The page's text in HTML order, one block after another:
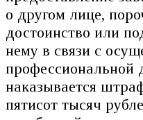
о другом лице,
достоинство или
нему в связи с
профессиональной
наказывается
пятисот тысяч